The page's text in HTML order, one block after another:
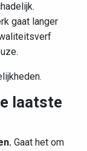
gaat langer
laatste
Gaat het om